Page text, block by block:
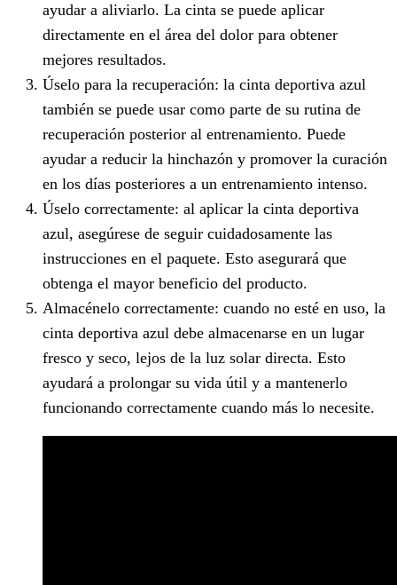
ayudar a aliviarlo. La cinta se puede aplicar
directamente en el área del dolor para obtener
mejores resultados.
Úselo para la recuperación: la cinta deportiva azul
también se puede usar como parte de su rutina de
recuperación posterior al entrenamiento. Puede
ayudar a reducir la hinchazón y promover la curación
en los días posteriores a un entrenamiento intenso.
Úselo correctamente: al aplicar la cinta deportiva
azul, asegúrese de seguir cuidadosamente las
instrucciones en el paquete. Esto asegurará que
obtenga el mayor beneficio del producto.
Almacénelo correctamente: cuando no esté en uso, la
cinta deportiva azul debe almacenarse en un lugar
fresco y seco, lejos de la luz solar directa. Esto
ayudará a prolongar su vida útil y a mantenerlo
funcionando correctamente cuando más lo necesite.